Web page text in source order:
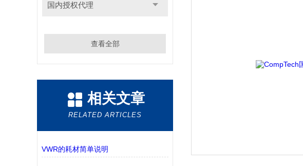
国内授权代理
查看全部
相关文章
RELATED ARTICLES
VWR的耗材简单说明